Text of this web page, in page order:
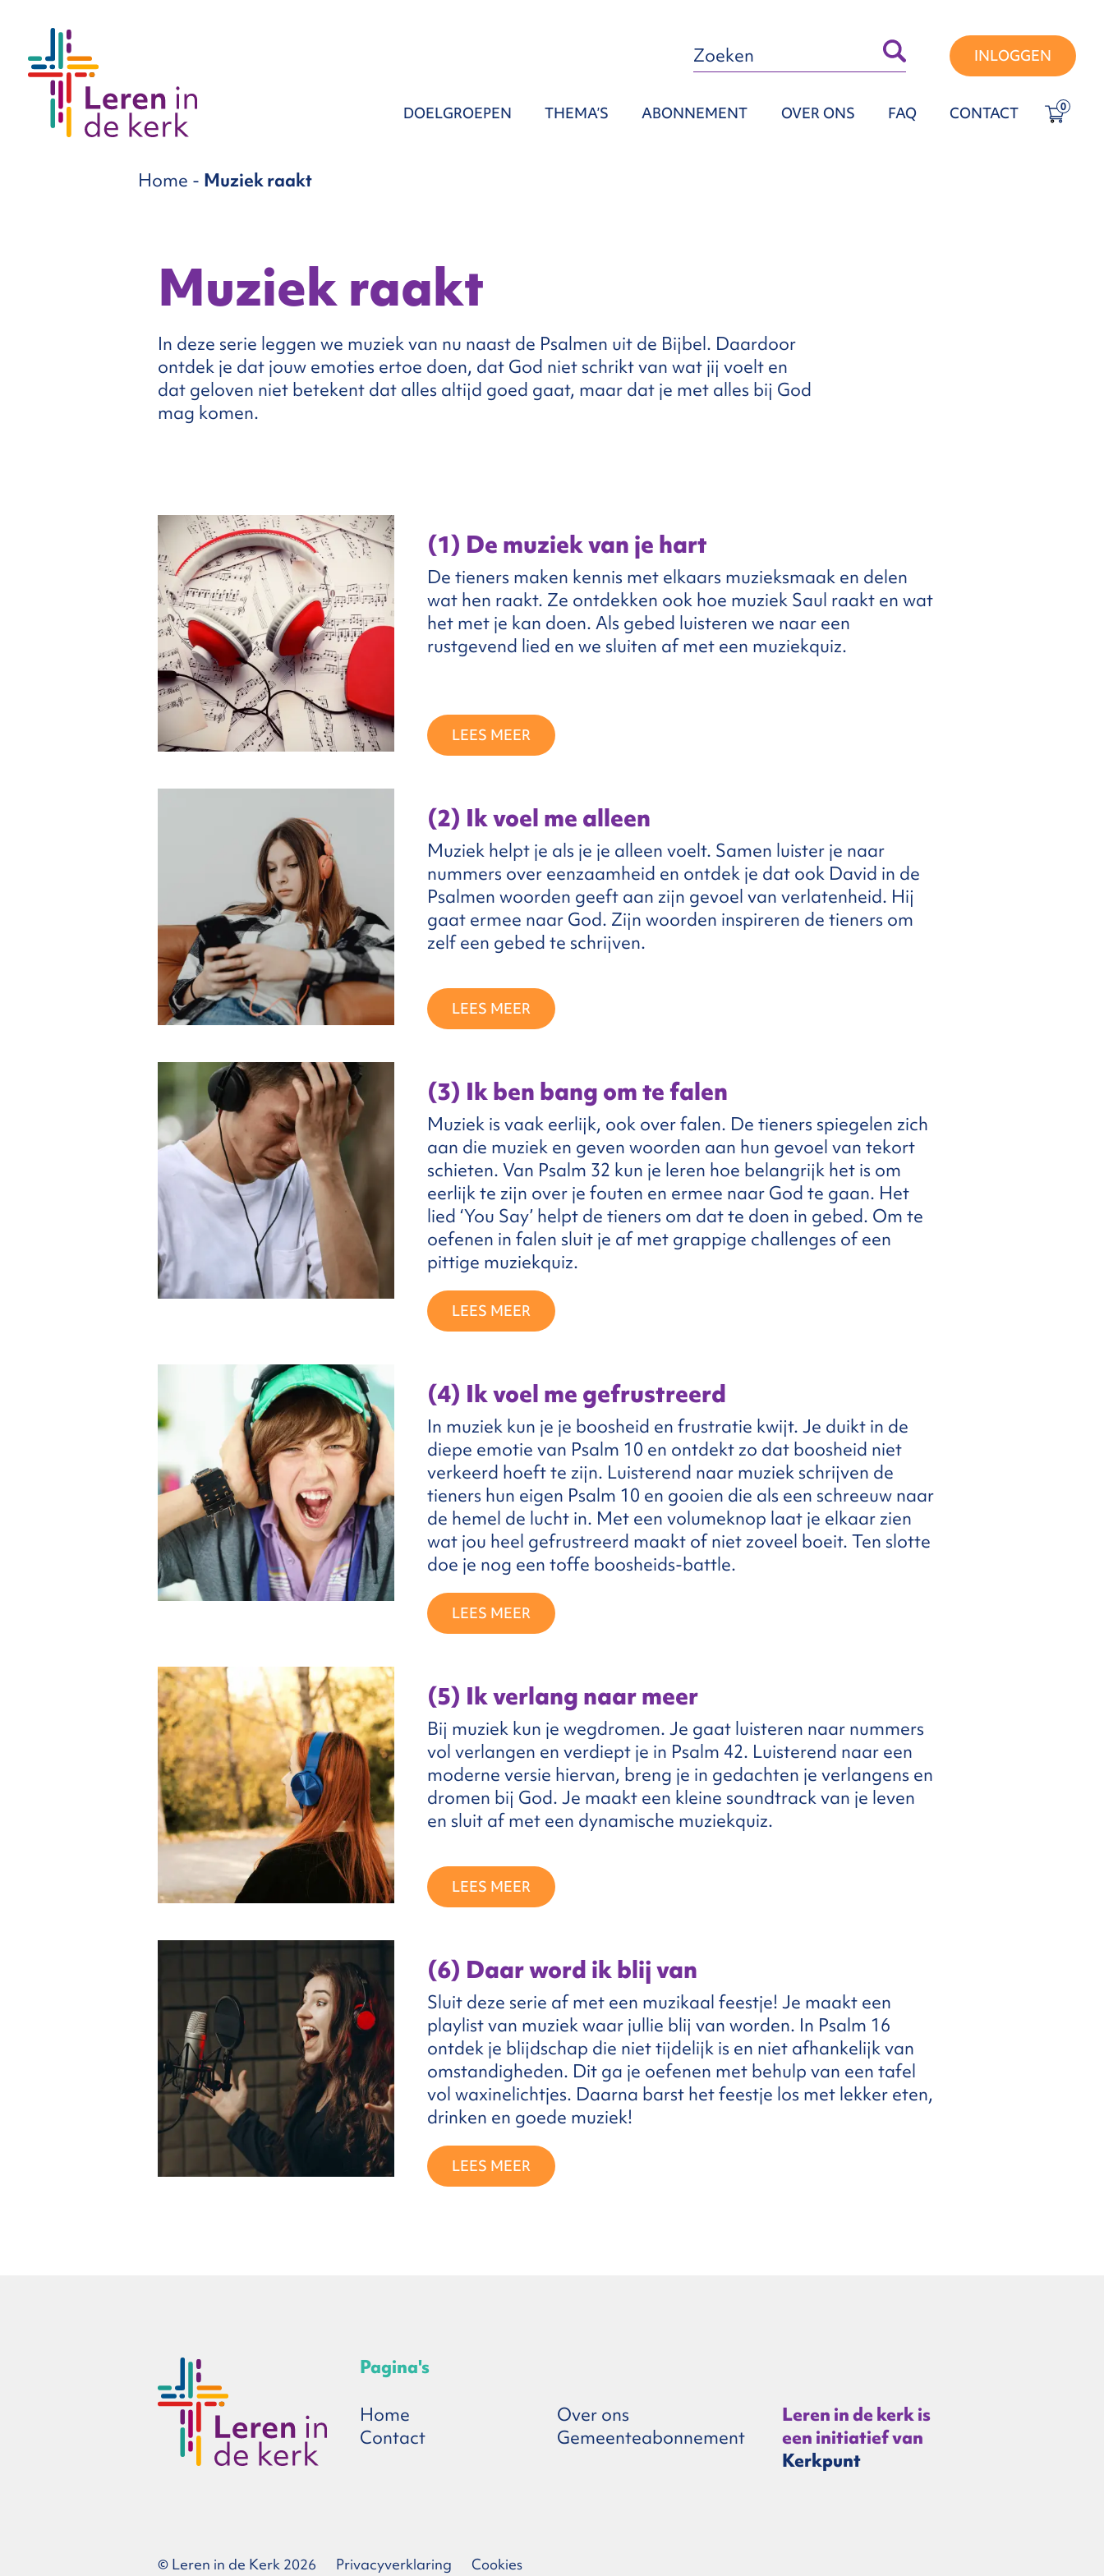
INLOGGEN
DOELGROEPEN THEMA’S ABONNEMENT OVER ONS FAQ CONTACT 0
Home - Muziek raakt
Muziek raakt
In deze serie leggen we muziek van nu naast de Psalmen uit de Bijbel. Daardoor
ontdek je dat jouw emoties ertoe doen, dat God niet schrikt van wat jij voelt en
dat geloven niet betekent dat alles altijd goed gaat, maar dat je met alles bij God
mag komen.
(1) De muziek van je hart
De tieners maken kennis met elkaars muzieksmaak en delen
wat hen raakt. Ze ontdekken ook hoe muziek Saul raakt en wat
het met je kan doen. Als gebed luisteren we naar een
rustgevend lied en we sluiten af met een muziekquiz.
LEES MEER
(2) Ik voel me alleen
Muziek helpt je als je je alleen voelt. Samen luister je naar
nummers over eenzaamheid en ontdek je dat ook David in de
Psalmen woorden geeft aan zijn gevoel van verlatenheid. Hij
gaat ermee naar God. Zijn woorden inspireren de tieners om
zelf een gebed te schrijven.
LEES MEER
(3) Ik ben bang om te falen
Muziek is vaak eerlijk, ook over falen. De tieners spiegelen zich
aan die muziek en geven woorden aan hun gevoel van tekort
schieten. Van Psalm 32 kun je leren hoe belangrijk het is om
eerlijk te zijn over je fouten en ermee naar God te gaan. Het
lied ‘You Say’ helpt de tieners om dat te doen in gebed. Om te
oefenen in falen sluit je af met grappige challenges of een
pittige muziekquiz.
LEES MEER
(4) Ik voel me gefrustreerd
In muziek kun je je boosheid en frustratie kwijt. Je duikt in de
diepe emotie van Psalm 10 en ontdekt zo dat boosheid niet
verkeerd hoeft te zijn. Luisterend naar muziek schrijven de
tieners hun eigen Psalm 10 en gooien die als een schreeuw naar
de hemel de lucht in. Met een volumeknop laat je elkaar zien
wat jou heel gefrustreerd maakt of niet zoveel boeit. Ten slotte
doe je nog een toffe boosheids-battle.
LEES MEER
(5) Ik verlang naar meer
Bij muziek kun je wegdromen. Je gaat luisteren naar nummers
vol verlangen en verdiept je in Psalm 42. Luisterend naar een
moderne versie hiervan, breng je in gedachten je verlangens en
dromen bij God. Je maakt een kleine soundtrack van je leven
en sluit af met een dynamische muziekquiz.
LEES MEER
(6) Daar word ik blij van
Sluit deze serie af met een muzikaal feestje! Je maakt een
playlist van muziek waar jullie blij van worden. In Psalm 16
ontdek je blijdschap die niet tijdelijk is en niet afhankelijk van
omstandigheden. Dit ga je oefenen met behulp van een tafel
vol waxinelichtjes. Daarna barst het feestje los met lekker eten,
drinken en goede muziek!
LEES MEER
Pagina's
Home
Contact
Over ons
Gemeenteabonnement
Leren in de kerk is
een initiatief van
Kerkpunt
© Leren in de Kerk 2026 Privacyverklaring Cookies